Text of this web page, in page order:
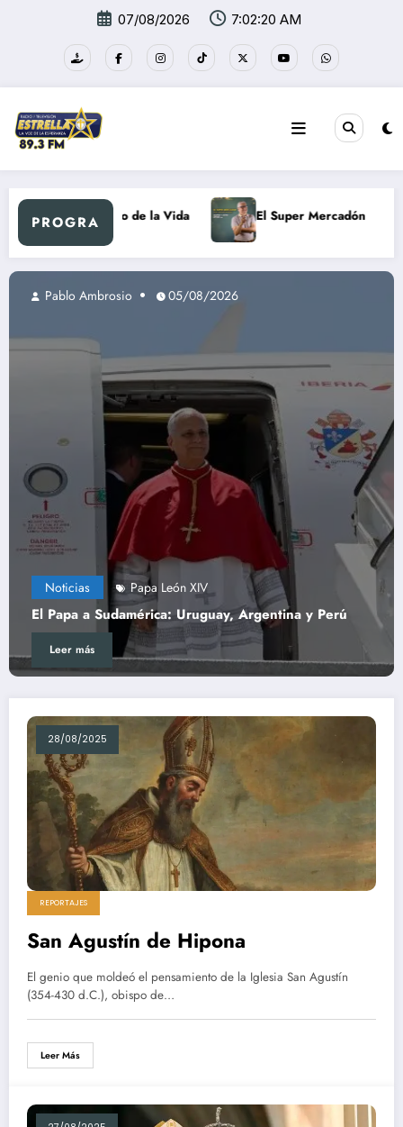
07/08/2026 7:02:21 AM
PROGRA
Al Ritmo de la Vida El Super Mercadón Nuevo
Argentina y Perú
Noticias Papa León XIV
El Video del Papa
Leer más
Pablo Ambrosio
28/08/2025
REPORTAJES
San Agustín de Hipona
El genio que moldeó el pensamiento de la Iglesia San Agustín
(354-430 d.C.), obispo de…
Leer Más